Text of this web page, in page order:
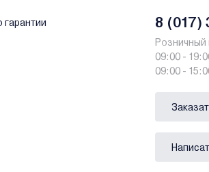
Купить мини-бильярд можно для
быть как напольными, так и
игровых маневров. Такие столы
8 (017)
Розничный
09:00 -
09:00 -